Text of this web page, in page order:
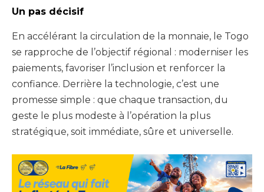
Un pas décisif
En accélérant la circulation de la monnaie, le Togo
se rapproche de l’objectif régional : moderniser les
paiements, favoriser l’inclusion et renforcer la
confiance. Derrière la technologie, c’est une
promesse simple : que chaque transaction, du
geste le plus modeste à l’opération la plus
stratégique, soit immédiate, sûre et universelle.